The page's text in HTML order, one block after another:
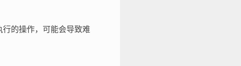
的操作，可能会导致难